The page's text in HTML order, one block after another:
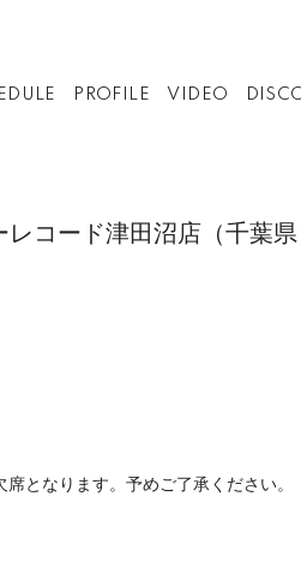
PROFILE VIDEO
コード津田沼店（千葉県
となります。予めご了承ください。